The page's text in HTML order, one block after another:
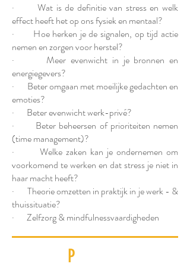
· Wat is de definitie van stress en welk
effect heeft het op ons fysiek en mentaal?
· Hoe herken je de signalen, op tijd actie
nemen en zorgen voor herstel?
· Meer evenwicht in je bronnen en
energiegevers?
· Beter omgaan met moeilijke gedachten en
emoties?
· Beter evenwicht werk-privé?
· Beter beheersen of prioriteiten nemen
(time management)?
· Welke zaken kan je ondernemen om
voorkomend te werken en dat stress je niet in
haar macht heeft?
· Theorie omzetten in praktijk in je werk - &
thuissituatie?
· Zelfzorg & mindfulnessvaardigheden
P